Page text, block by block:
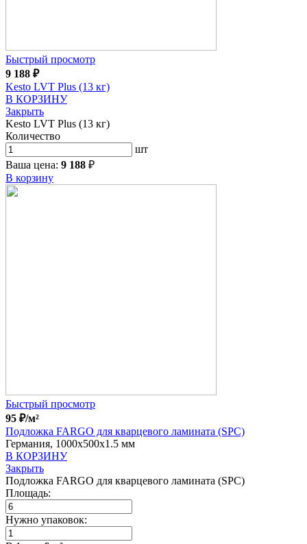
Быстрый просмотр
9 188 ₽
Kesto LVT Plus (13 кг)
В КОРЗИНУ
Закрыть
Kesto LVT Plus (13 кг)
Количество
шт
Ваша цена: 9 188 ₽
В корзину
Быстрый просмотр
95 ₽/м²
Подложка FARGO для кварцевого ламината (SPC)
Германия, 1000x500x1.5 мм
В КОРЗИНУ
Закрыть
Подложка FARGO для кварцевого ламината (SPC)
Площадь:
Нужно упаковок: